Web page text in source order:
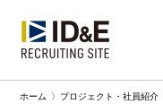
ホーム 〉 プロジェクト・社員紹介